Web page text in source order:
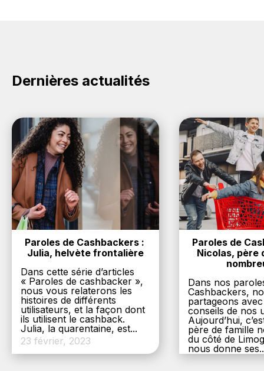
Dernières actualités
Paroles de Cashbackers :
Julia, helvète frontalière
Dans cette série d’articles
« Paroles de cashbacker »,
nous vous relaterons les
histoires de différents
utilisateurs, et la façon dont
ils utilisent le cashback.
Julia, la quarentaine, est...
23 février, 2023
Paroles de
Nicolas, père
Dans nos
Cashbackers,
partageons
conseils de nos
Aujourd’hui,
père de famille
du côté de
nous donne